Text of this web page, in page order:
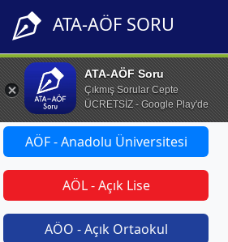
ATA-AÖF SORU
ATA-AÖF Soru
Çıkmış Sorular Cepte
ÜCRETSİZ - Google Play'de
AÖF - Anadolu Üniversitesi
AÖL - Açık Lise
AÖO - Açık Ortaokul